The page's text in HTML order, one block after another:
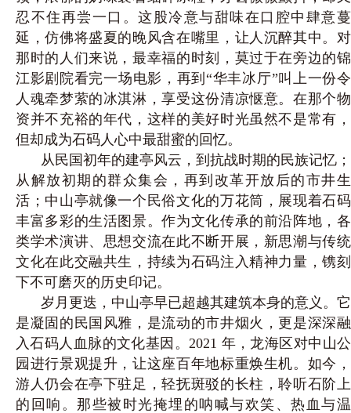
忍不住再尝一口。这股冷意与甜味在口腔中肆意蔓
延，仿佛将盛夏的晚风含在嘴里，让人沉醉其中。对
那时的人们来说，最幸福的时刻，莫过于在旁边的锦
江影剧院看完一场电影，再到“华丰冰厅”叫上一份令
人魂牵梦萦的冰淇淋，享受这份清凉惬意。在那个物
资并不充裕的年代，这样的美好时光虽然不是常有，
但却成为石码人心中最甜蜜的回忆。
从民国初年的建亭风云，到抗战时期的民族记忆；
从解放初期的群众集会，再到改革开放后的市井生
活；中山亭就像一个民俗文化的万花筒，展现着石码
丰富多彩的生活图景。作为文化传承的前沿阵地，各
类学术演讲、思想交流在此不断开展，新思潮与传统
文化在此交融共生，持续为石码注入精神力量，镌刻
下不可磨灭的历史印记。
岁月更迭，中山亭早已超越其建筑本身的意义。它
是凝固的民国风雅，是流动的市井烟火，更是深深融
入石码人血脉的文化基因。2021 年，龙海区对中山公
园进行景观提升，让这座百年地标重焕生机。如今，
游人仍会在亭下驻足，轻抚斑驳的长柱，聆听石阶上
的回响。那些被时光掩埋的呐喊与欢笑、热血与温